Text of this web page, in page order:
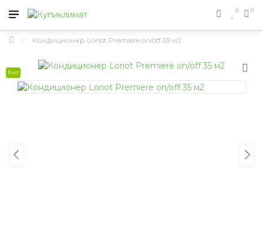
0 0
Кондиционер Loriot Premiere on/off 35 м2
Хит